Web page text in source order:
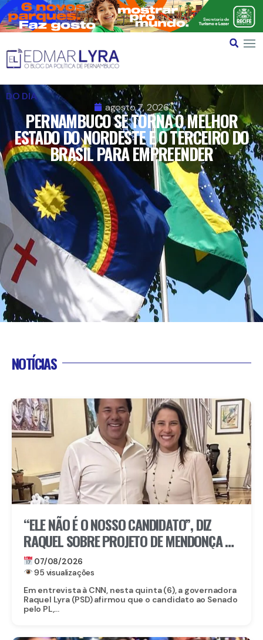
DO DIA
agosto 7, 2026
PERNAMBUCO SE TORNA O MELHOR
ESTADO DO NORDESTE E O TERCEIRO DO
BRASIL PARA EMPREENDER
NOTÍCIAS
“ELE NÃO É O NOSSO CANDIDATO”, DIZ
RAQUEL SOBRE PROJETO DE MENDONÇA AO
SENADO
07/08/2026
95 visualizações
Em entrevista à CNN, nesta quinta (6), a governadora
Raquel Lyra (PSD) afirmou que o candidato ao Senado
pelo PL,...